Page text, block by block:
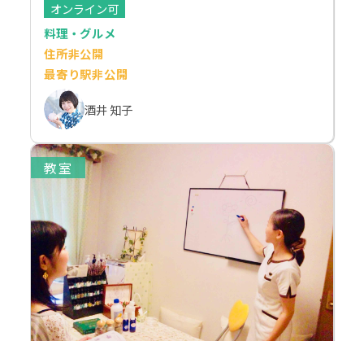
オンライン可
料理・グルメ
住所非公開
最寄り駅非公開
酒井 知子
教室